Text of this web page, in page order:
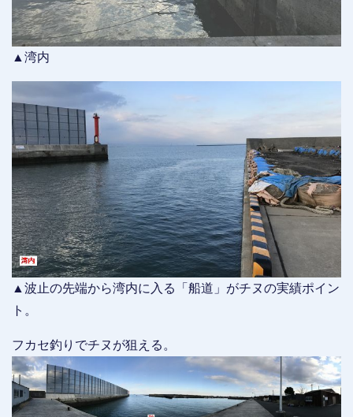
▲湾内
▲波止の先端から湾内に入る「船道」がチヌの実績ポイン
ト。
フカセ釣りでチヌが狙える。